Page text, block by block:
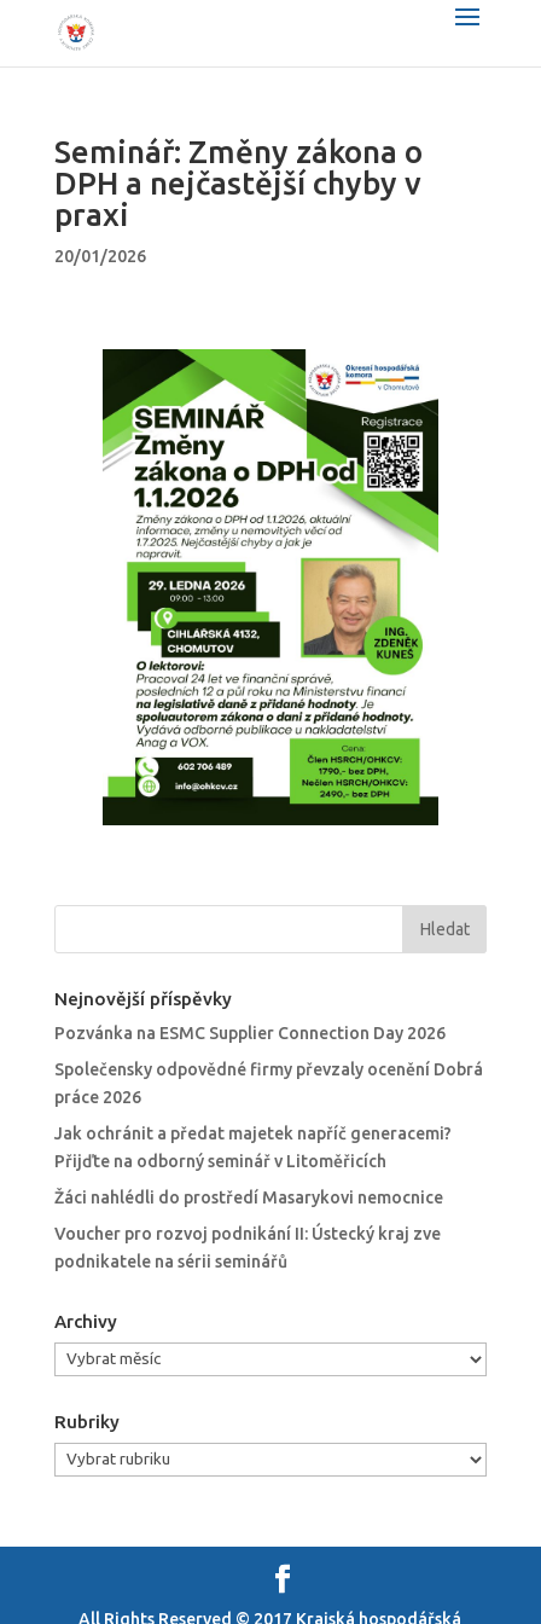
Seminář: Změny zákona o
DPH a nejčastější chyby v
praxi
20/01/2026
Nejnovější příspěvky
Pozvánka na ESMC Supplier Connection Day 2026
Společensky odpovědné firmy převzaly ocenění Dobrá
práce 2026
Jak ochránit a předat majetek napříč generacemi?
Přijďte na odborný seminář v Litoměřicích
Žáci nahlédli do prostředí Masarykovi nemocnice
Voucher pro rozvoj podnikání II: Ústecký kraj zve
podnikatele na sérii seminářů
Archivy
Archivy
Rubriky
Rubriky
All Rights Reserved © 2017 Krajská hospodářská